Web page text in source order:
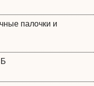
палочки и